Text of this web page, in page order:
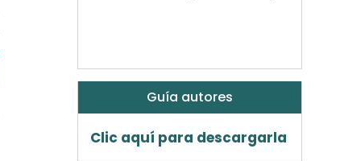
Guía autores
Clic aquí para descargarla